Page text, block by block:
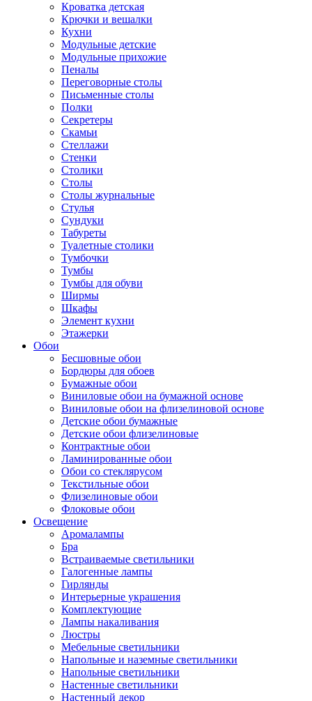
Кроватка детская
Крючки и вешалки
Кухни
Модульные детские
Модульные прихожие
Пеналы
Переговорные столы
Письменные столы
Полки
Секретеры
Скамьи
Стеллажи
Стенки
Столики
Столы
Столы журнальные
Стулья
Сундуки
Табуреты
Туалетные столики
Тумбочки
Тумбы
Тумбы для обуви
Ширмы
Шкафы
Элемент кухни
Этажерки
Обои
Бесшовные обои
Бордюры для обоев
Бумажные обои
Виниловые обои на бумажной основе
Виниловые обои на флизелиновой основе
Детские обои бумажные
Детские обои флизелиновые
Контрактные обои
Ламинированные обои
Обои со стеклярусом
Текстильные обои
Флизелиновые обои
Флоковые обои
Освещение
Аромалампы
Бра
Встраиваемые светильники
Галогенные лампы
Гирлянды
Интерьерные украшения
Комплектующие
Лампы накаливания
Люстры
Мебельные светильники
Напольные и наземные светильники
Напольные светильники
Настенные светильники
Настенный декор